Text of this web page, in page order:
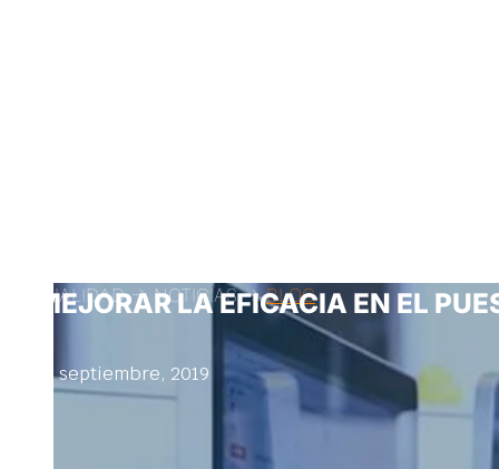
ACTUALIDAD -> NOTICIAS ->BLOG
MEJORAR LA EFICACIA EN EL
10 septiembre, 2019